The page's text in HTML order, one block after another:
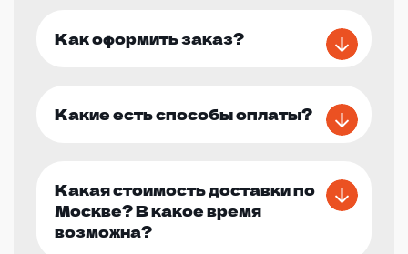
Как оформить заказ?
Какие есть способы оплаты?
Какая стоимость доставки по
Москве? В какое время
возможна?